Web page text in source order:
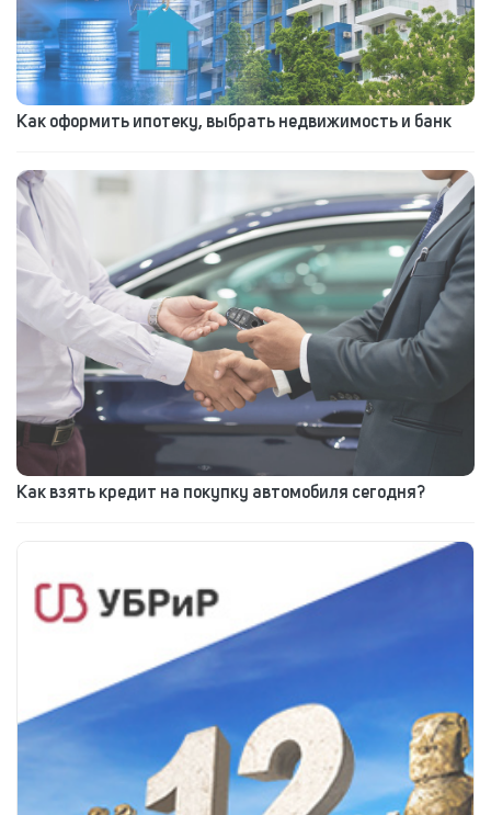
Как оформить ипотеку, выбрать недвижимость и банк
Как взять кредит на покупку автомобиля сегодня?